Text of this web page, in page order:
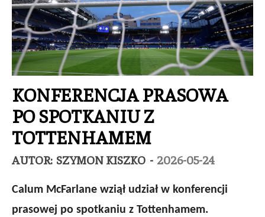
KONFERENCJA PRASOWA
PO SPOTKANIU Z
TOTTENHAMEM
AUTOR: SZYMON KISZKO - 2026-05-24
Calum McFarlane wziął udział w konferencji
prasowej po spotkaniu z Tottenhamem.